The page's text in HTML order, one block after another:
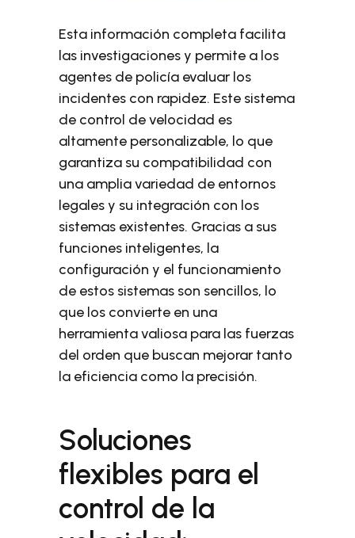
Esta información completa facilita
las investigaciones y permite a los
agentes de policía evaluar los
incidentes con rapidez. Este sistema
de control de velocidad es
altamente personalizable, lo que
garantiza su compatibilidad con
una amplia variedad de entornos
legales y su integración con los
sistemas existentes. Gracias a sus
funciones inteligentes, la
configuración y el funcionamiento
de estos sistemas son sencillos, lo
que los convierte en una
herramienta valiosa para las fuerzas
del orden que buscan mejorar tanto
la eficiencia como la precisión.
Soluciones
flexibles para el
control de la